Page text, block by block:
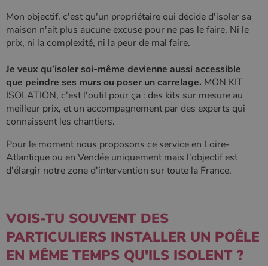
Mon objectif, c'est qu'un propriétaire qui décide d'isoler sa
maison n'ait plus aucune excuse pour ne pas le faire. Ni le
prix, ni la complexité, ni la peur de mal faire.
Je veux qu’isoler soi-même devienne aussi accessible
que peindre ses murs ou poser un carrelage. MON KIT
ISOLATION, c'est l'outil pour ça : des kits sur mesure au
meilleur prix, et un accompagnement par des experts qui
connaissent les chantiers.
Pour le moment nous proposons ce service en Loire-
Atlantique ou en Vendée uniquement mais l'objectif est
d'élargir notre zone d'intervention sur toute la France.
VOIS-TU SOUVENT DES
PARTICULIERS INSTALLER UN POÊLE
EN MÊME TEMPS QU'ILS ISOLENT ?